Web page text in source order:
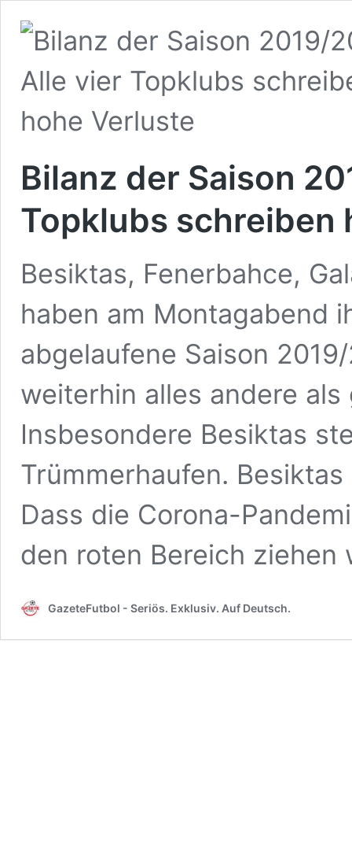
Bilanz der Saison
Topklubs schreiben
Besiktas, Fenerbahce,
haben am Montagabend
abgelaufene Saison
weiterhin alles andere als
Insbesondere Besiktas
Trümmerhaufen.
Dass die Corona-
den roten Bereich
GazeteFutbol - Seriös. Exklusiv. Auf Deutsch.